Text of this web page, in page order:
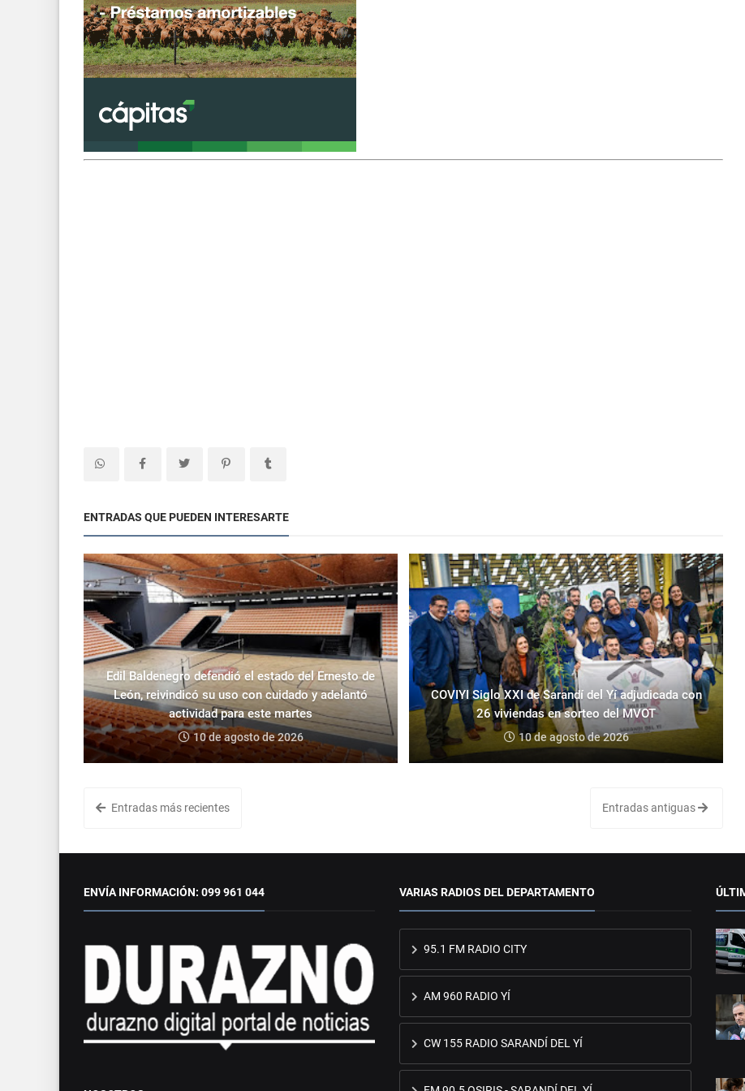
ENTRADAS QUE PUEDEN INTERESARTE
Edil Baldenegro defendió el estado del Ernesto de
León, reivindicó su uso con cuidado y adelantó
actividad para este martes
10 de agosto de 2026
COVIYI Siglo XXI de Sarandí del Yí adjudicada con
26 viviendas en sorteo del MVOT
10 de agosto de 2026
Entradas más recientes Entradas antiguas
ENVÍA INFORMACIÓN: 099 961 044 VARIAS RADIOS DEL DEPARTAMENTO
95.1 FM RADIO CITY
AM 960 RADIO YÍ
CW 155 RADIO SARANDÍ DEL YÍ